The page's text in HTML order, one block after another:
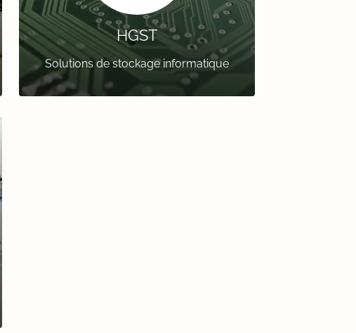
HGST
Solutions de stockage informatique